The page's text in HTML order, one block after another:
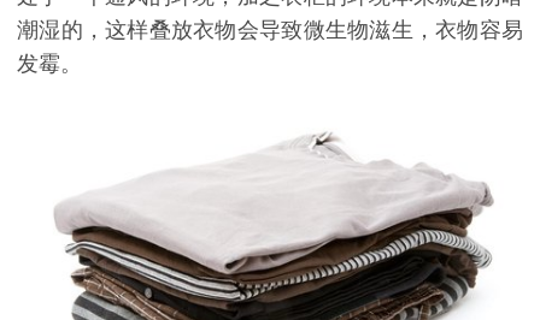
潮湿的，这样叠放衣物会导致微生物滋生，衣物容易
发霉。